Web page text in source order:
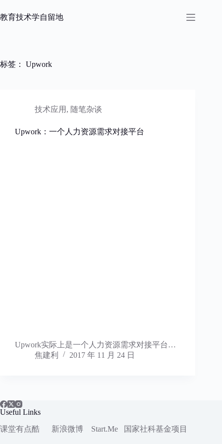
过
教育技术学自留地
标签： Upwork
技术应用 , 随笔杂谈
Upwork：一个人力资源需求对接平台
Upwork实际上是一个人力资源需求对接平台…
焦建利
2017 年 11 月 24 日
Useful Links
课堂有点酷
新浪微博 Start.Me 国家社科基金项目